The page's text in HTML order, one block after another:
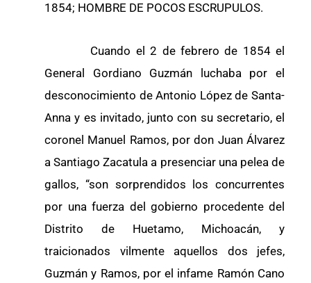
1854; HOMBRE DE POCOS ESCRUPULOS.
Cuando el 2 de febrero de 1854 el
General Gordiano Guzmán luchaba por el
desconocimiento de Antonio López de Santa-
Anna y es invitado, junto con su secretario, el
coronel Manuel Ramos, por don Juan Álvarez
a Santiago Zacatula a presenciar una pelea de
gallos, “son sorprendidos los concurrentes
por una fuerza del gobierno procedente del
Distrito de Huetamo, Michoacán, y
traicionados vilmente aquellos dos jefes,
Guzmán y Ramos, por el infame Ramón Cano